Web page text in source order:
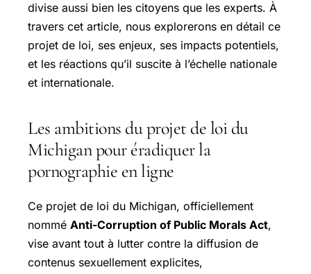
divise aussi bien les citoyens que les experts. À
travers cet article, nous explorerons en détail ce
projet de loi, ses enjeux, ses impacts potentiels,
et les réactions qu’il suscite à l’échelle nationale
et internationale.
Les ambitions du projet de loi du
Michigan pour éradiquer la
pornographie en ligne
Ce projet de loi du Michigan, officiellement
nommé Anti-Corruption of Public Morals Act,
vise avant tout à lutter contre la diffusion de
contenus sexuellement explicites,